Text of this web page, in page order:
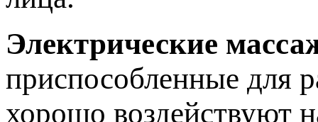
Электрические
приспособленные для
хорошо воздействуют